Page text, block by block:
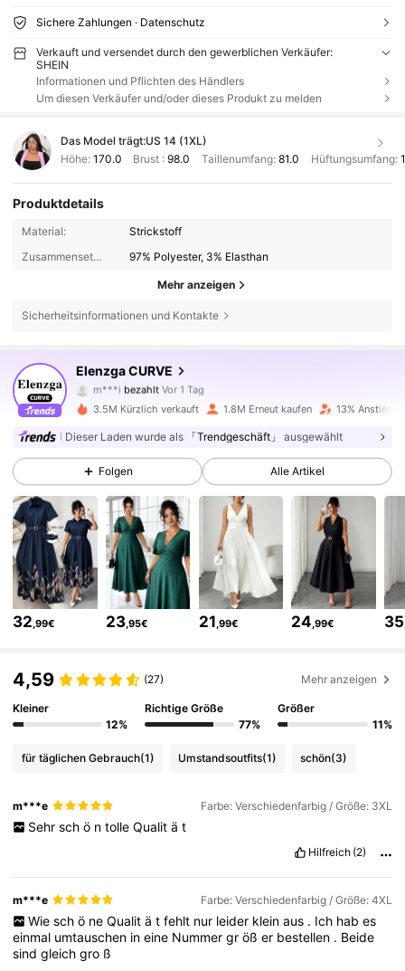
Sichere Zahlungen · Datenschutz
Verkauft und versendet durch den gewerblichen Verkäufer:
SHEIN
Informationen und Pflichten des Händlers
Um diesen Verkäufer und/oder dieses Produkt zu melden
Das Model trägt:US 14 (1XL)
Höhe: 170.0 Brust :98.0 Taillenumfang: 81.0 Hüftungsumfang:
Produktdetails
Material:
Strickstoff
Zusammensetzung:
97% Polyester, 3% Elasthan
Mehr anzeigen
Sicherheitsinformationen und Kontakte
Elenzga CURVE
4,73
651K Follower
m***i bezahlt Vor 1 Tag
8***pistVor 4 Stunden gefolgt
4,73 651K Follower
4,73 651K Follower
4,73 651K Follower
4,73 651K Follower
4,73 651K Follower
4,73
4,73 651K Follower
3.5M Kürzlich verkauft 1.8M Erneut kaufen 13% Anstieg
Dieser Laden wurde als 「Trendgeschäft」 ausgewählt
Folgen Alle Artikel
32,99€ 23,95€ 21,99€ 24,99€ 35
4,59 (27) Mehr anzeigen
Kleiner
12%
Richtige Größe
77%
Größer
11%
für täglichen Gebrauch(1) Umstandsoutfits(1) schön(3)
m***e Farbe: Verschiedenfarbig / Größe: 3XL
Sehr sch ö n tolle Qualit ä t
Hilfreich (2)
m***e Farbe: Verschiedenfarbig / Größe: 4XL
Wie sch ö ne Qualit ä t fehlt nur leider klein aus . Ich hab es
einmal umtauschen ineine Nummergrößer bestellen . Beide
sindgleichgro ß